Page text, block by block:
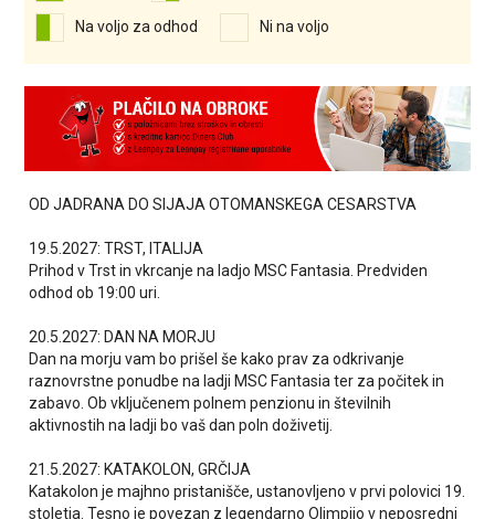
Na voljo za odhod Ni na voljo
OD JADRANA DO SIJAJA OTOMANSKEGA CESARSTVA
19.5.2027: TRST, ITALIJA
Prihod v Trst in vkrcanje na ladjo MSC Fantasia. Predviden
odhod ob 19:00 uri.
20.5.2027: DAN NA MORJU
Dan na morju vam bo prišel še kako prav za odkrivanje
raznovrstne ponudbe na ladji MSC Fantasia ter za počitek in
zabavo. Ob vključenem polnem penzionu in številnih
aktivnostih na ladji bo vaš dan poln doživetij.
21.5.2027: KATAKOLON, GRČIJA
Katakolon je majhno pristanišče, ustanovljeno v prvi polovici 19.
stoletja. Tesno je povezan z legendarno Olimpijo v neposredni